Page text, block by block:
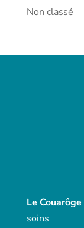
Non classé
Le Couarôge
soins